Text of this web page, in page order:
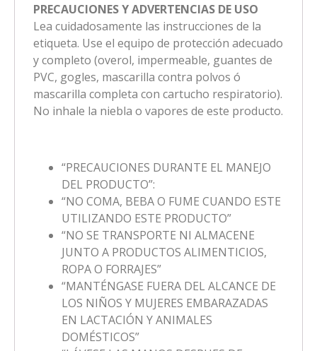
PRECAUCIONES Y ADVERTENCIAS DE USO
Lea cuidadosamente las instrucciones de la
etiqueta. Use el equipo de protección adecuado
y completo (overol, impermeable, guantes de
PVC, gogles, mascarilla contra polvos ó
mascarilla completa con cartucho respiratorio).
No inhale la niebla o vapores de este producto.
“PRECAUCIONES DURANTE EL MANEJO
DEL PRODUCTO”:
“NO COMA, BEBA O FUME CUANDO ESTE
UTILIZANDO ESTE PRODUCTO”
“NO SE TRANSPORTE NI ALMACENE
JUNTO A PRODUCTOS ALIMENTICIOS,
ROPA O FORRAJES”
“MANTÉNGASE FUERA DEL ALCANCE DE
LOS NIÑOS Y MUJERES EMBARAZADAS
EN LACTACIÓN Y ANIMALES
DOMÉSTICOS”